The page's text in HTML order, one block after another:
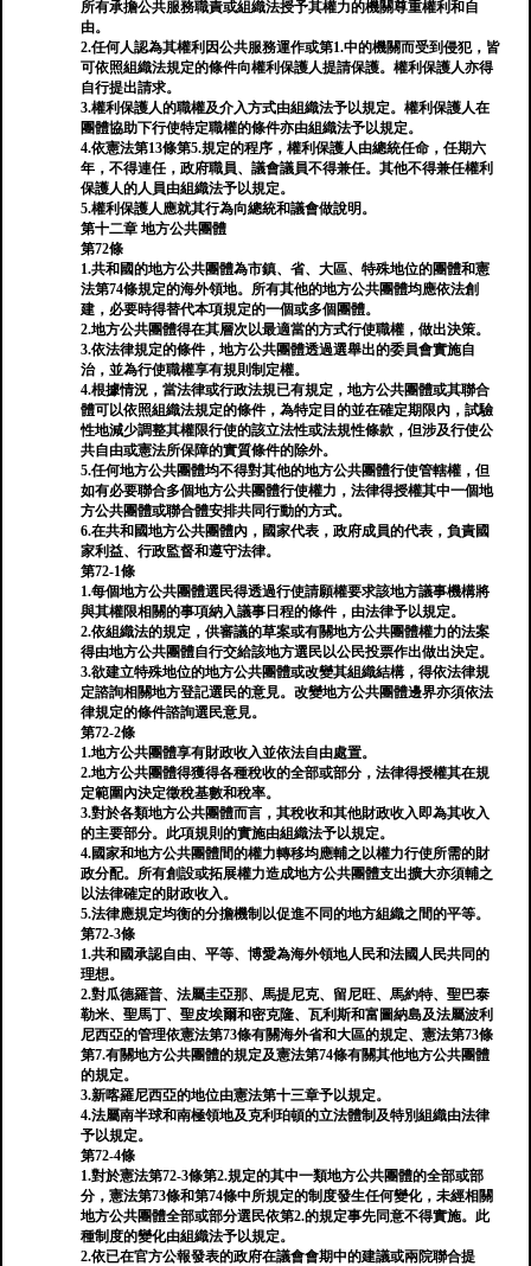
所有承擔公共服務職責或組織法授予其權力的機關尊重權利和自
由。
2.任何人認為其權利因公共服務運作或第1.中的機關而受到侵犯，皆
可依照組織法規定的條件向權利保護人提請保護。權利保護人亦得
自行提出請求。
3.權利保護人的職權及介入方式由組織法予以規定。權利保護人在
團體協助下行使特定職權的條件亦由組織法予以規定。
4.依憲法第13條第5.規定的程序，權利保護人由總統任命，任期六
年，不得連任，政府職員、議會議員不得兼任。其他不得兼任權利
保護人的人員由組織法予以規定。
5.權利保護人應就其行為向總統和議會做說明。
第十二章 地方公共團體
第72條
1.共和國的地方公共團體為市鎮、省、大區、特殊地位的團體和憲
法第74條規定的海外領地。所有其他的地方公共團體均應依法創
建，必要時得替代本項規定的一個或多個團體。
2.地方公共團體得在其層次以最適當的方式行使職權，做出決策。
3.依法律規定的條件，地方公共團體透過選舉出的委員會實施自
治，並為行使職權享有規則制定權。
4.根據情況，當法律或行政法規已有規定，地方公共團體或其聯合
體可以依照組織法規定的條件，為特定目的並在確定期限內，試驗
性地減少調整其權限行使的該立法性或法規性條款，但涉及行使公
共自由或憲法所保障的實質條件的除外。
5.任何地方公共團體均不得對其他的地方公共團體行使管轄權，但
如有必要聯合多個地方公共團體行使權力，法律得授權其中一個地
方公共團體或聯合體安排共同行動的方式。
6.在共和國地方公共團體內，國家代表，政府成員的代表，負責國
家利益、行政監督和遵守法律。
第72-1條
1.每個地方公共團體選民得透過行使請願權要求該地方議事機構將
與其權限相關的事項納入議事日程的條件，由法律予以規定。
2.依組織法的規定，供審議的草案或有關地方公共團體權力的法案
得由地方公共團體自行交給該地方選民以公民投票作出做出決定。
3.欲建立特殊地位的地方公共團體或改變其組織結構，得依法律規
定諮詢相關地方登記選民的意見。改變地方公共團體邊界亦須依法
律規定的條件諮詢選民意見。
第72-2條
1.地方公共團體享有財政收入並依法自由處置。
2.地方公共團體得獲得各種稅收的全部或部分，法律得授權其在規
定範圍內決定徵稅基數和稅率。
3.對於各類地方公共團體而言，其稅收和其他財政收入即為其收入
的主要部分。此項規則的實施由組織法予以規定。
4.國家和地方公共團體間的權力轉移均應輔之以權力行使所需的財
政分配。所有創設或拓展權力造成地方公共團體支出擴大亦須輔之
以法律確定的財政收入。
5.法律應規定均衡的分擔機制以促進不同的地方組織之間的平等。
第72-3條
1.共和國承認自由、平等、博愛為海外領地人民和法國人民共同的
理想。
2.對瓜德羅普、法屬圭亞那、馬提尼克、留尼旺、馬約特、聖巴泰
勒米、聖馬丁、聖皮埃爾和密克隆、瓦利斯和富圖納島及法屬波利
尼西亞的管理依憲法第73條有關海外省和大區的規定、憲法第73條
第7.有關地方公共團體的規定及憲法第74條有關其他地方公共團體
的規定。
3.新喀羅尼西亞的地位由憲法第十三章予以規定。
4.法屬南半球和南極領地及克利珀頓的立法體制及特別組織由法律
予以規定。
第72-4條
1.對於憲法第72-3條第2.規定的其中一類地方公共團體的全部或部
分，憲法第73條和第74條中所規定的制度發生任何變化，未經相關
地方公共團體全部或部分選民依第2.的規定事先同意不得實施。此
種制度的變化由組織法予以規定。
2.依已在官方公報發表的政府在議會會期中的建議或兩院聯合提